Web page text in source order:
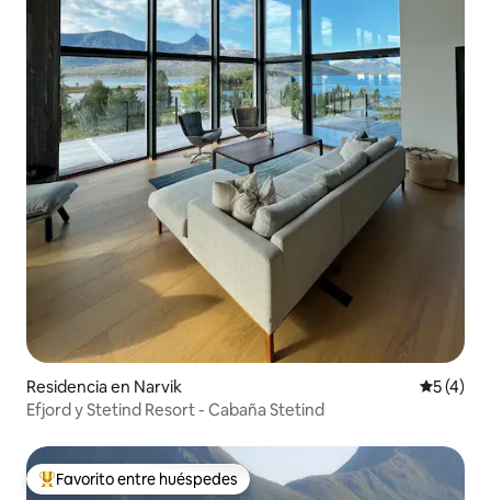
Residencia en Narvik
5 (4)
Efjord y Stetind Resort - Cabaña Stetind
De los mejores en Favorito entre huéspedes
Favorito entre huéspedes